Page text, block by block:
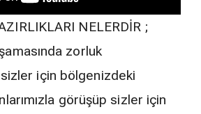
NELERDİR ;
zorluk
için bölgenizdeki
görüşüp sizler için